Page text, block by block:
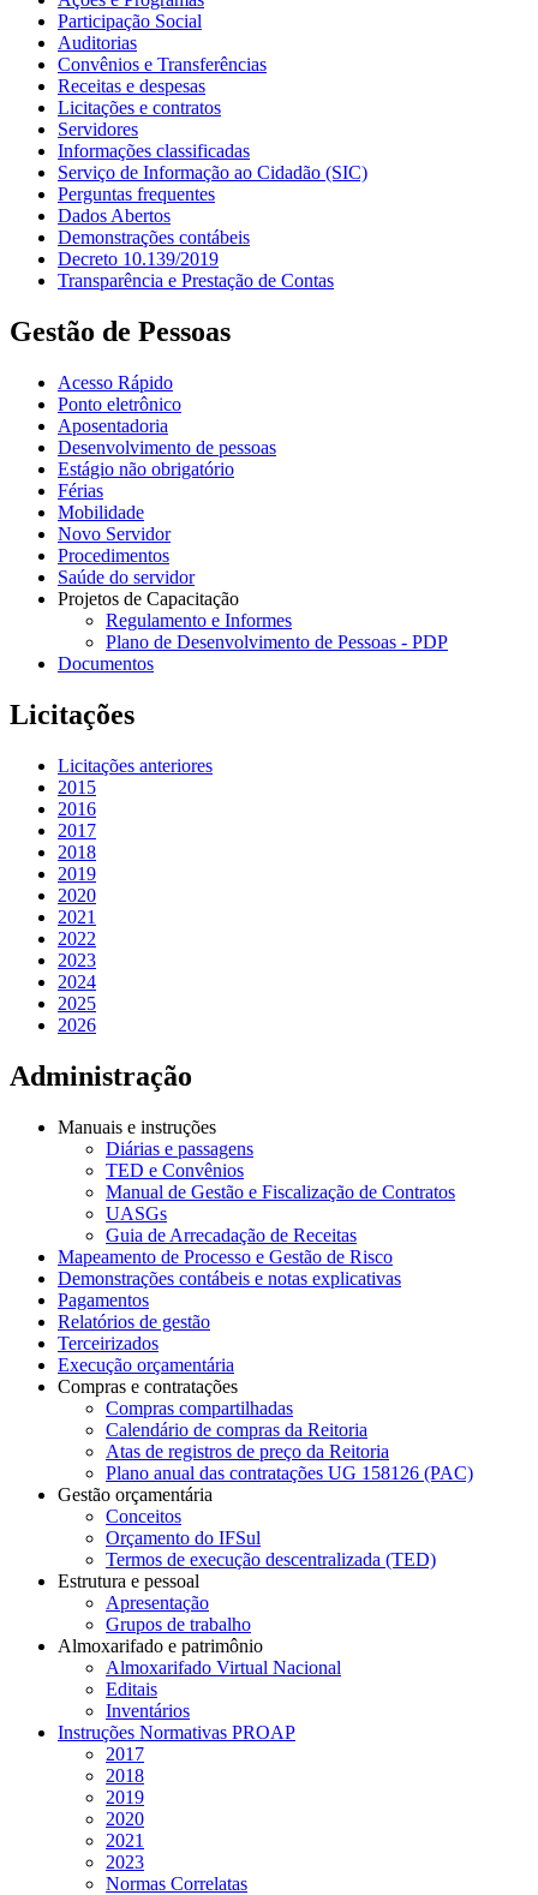
Participação Social
Auditorias
Convênios e Transferências
Receitas e despesas
Licitações e contratos
Servidores
Informações classificadas
Serviço de Informação ao Cidadão (SIC)
Perguntas frequentes
Dados Abertos
Demonstrações contábeis
Decreto 10.139/2019
Transparência e Prestação de Contas
Gestão de Pessoas
Acesso Rápido
Ponto eletrônico
Aposentadoria
Desenvolvimento de pessoas
Estágio não obrigatório
Férias
Mobilidade
Novo Servidor
Procedimentos
Saúde do servidor
Projetos de Capacitação
Regulamento e Informes
Plano de Desenvolvimento de Pessoas - PDP
Documentos
Licitações
Licitações anteriores
2015
2016
2017
2018
2019
2020
2021
2022
2023
2024
2025
2026
Administração
Manuais e instruções
Diárias e passagens
TED e Convênios
Manual de Gestão e Fiscalização de Contratos
UASGs
Guia de Arrecadação de Receitas
Mapeamento de Processo e Gestão de Risco
Demonstrações contábeis e notas explicativas
Pagamentos
Relatórios de gestão
Terceirizados
Execução orçamentária
Compras e contratações
Compras compartilhadas
Calendário de compras da Reitoria
Atas de registros de preço da Reitoria
Plano anual das contratações UG 158126 (PAC)
Gestão orçamentária
Conceitos
Orçamento do IFSul
Termos de execução descentralizada (TED)
Estrutura e pessoal
Apresentação
Grupos de trabalho
Almoxarifado e patrimônio
Almoxarifado Virtual Nacional
Editais
Inventários
Instruções Normativas PROAP
2017
2018
2019
2020
2021
2023
Normas Correlatas